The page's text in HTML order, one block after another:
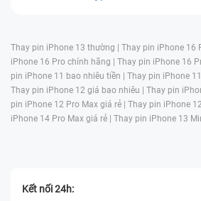
Thay pin iPhone 13 thường | Thay pin iPhone 16
iPhone 16 Pro chính hãng | Thay pin iPhone 16
pin iPhone 11 bao nhiêu tiền | Thay pin iPhone
Thay pin iPhone 12 giá bao nhiêu | Thay pin
pin iPhone 12 Pro Max giá rẻ | Thay pin iPhone
iPhone 14 Pro Max giá rẻ | Thay pin iPhone 13
Kết nối 24h: